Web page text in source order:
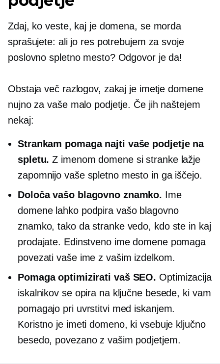
Zdaj, ko veste, kaj je domena, se morda
sprašujete: ali jo res potrebujem za svoje
poslovno spletno mesto? Odgovor je da!
Obstaja več razlogov, zakaj je imetje domene
nujno za vaše malo podjetje. Če jih naštejem
nekaj:
Strankam pomaga najti vaše podjetje na
spletu. Z imenom domene si stranke lažje
zapomnijo vaše spletno mesto in ga iščejo.
Določa vašo blagovno znamko. Ime
domene lahko podpira vašo blagovno
znamko, tako da stranke vedo, kdo ste in kaj
prodajate. Edinstveno ime domene pomaga
povezati vaše ime z vašim izdelkom.
Pomaga optimizirati vaš SEO. Optimizacija
iskalnikov se opira na ključne besede, ki vam
pomagajo pri uvrstitvi med iskanjem.
Koristno je imeti domeno, ki vsebuje ključno
besedo, povezano z vašim podjetjem.